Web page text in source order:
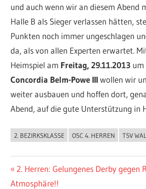
und auch wenn wir an diesem Abend
Halle B als Sieger verlassen hätten,
Punkten noch immer ungeschlagen
da, als von allen Experten erwartet.
Heimspiel am Freitag, 29.11.2013 um
Concordia Belm-Powe IIIwollen wir
weiter ausbauen und hoffen dort,
Abend, auf die gute Unterstützung in
ALLGEMEIN
2. BEZIRKSKLASSE OSC 4. HERREN TSV
Beitragsnavigation
Vorheriger
Beitrag:
2. Herren: Gelungenes Derby gegen
Atmosphäre!!